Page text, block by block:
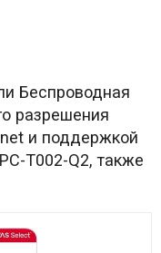
Беспроводная
разрешения
и поддержкой
T002-Q2, также